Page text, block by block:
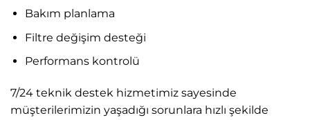
Bakım planlama
Filtre değişim desteği
Performans kontrolü
7/24 teknik destek hizmetimiz sayesinde
müşterilerimizin yaşadığı sorunlara hızlı şekilde